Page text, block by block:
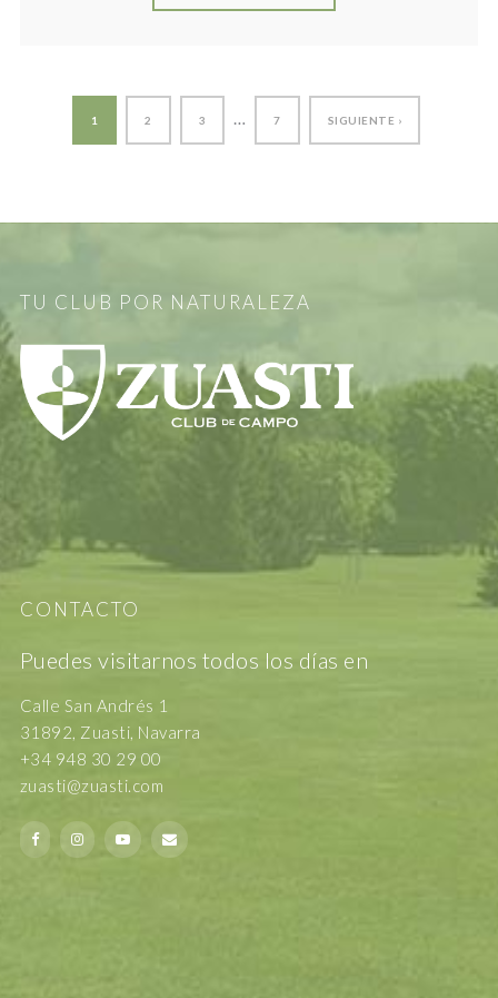
1 2 3 … 7 SIGUIENTE ›
TU CLUB POR NATURALEZA
CONTACTO
Puedes visitarnos todos los días en
Calle San Andrés 1
31892, Zuasti, Navarra
+34 948 30 29 00
zuasti@zuasti.com